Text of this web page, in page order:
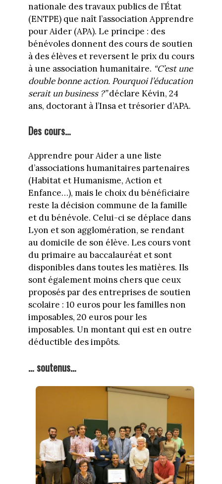
nationale des travaux publics de l’État
(ENTPE) que naît l’association Apprendre
pour Aider (APA). Le principe : des
bénévoles donnent des cours de soutien
à des élèves et reversent le prix du cours
à une association humanitaire. “C’est une
double bonne action. Pourquoi l’éducation
serait un business ?”déclare Kévin, 24
ans, doctorant à l’Insa et trésorier d’APA.
Des cours…
Apprendre pour Aider a une liste
d’associations humanitaires partenaires
(Habitat et Humanisme, Action et
Enfance…), mais le choix du bénéficiaire
reste la décision commune de la famille
et du bénévole. Celui-ci se déplace dans
Lyon et son agglomération, se rendant
au domicile de son élève. Les cours vont
du primaire au baccalauréat et sont
disponibles dans toutes les matières. Ils
sont également moins chers que ceux
proposés par des entreprises de soutien
scolaire : 10 euros pour les familles non
imposables, 20 euros pour les
imposables. Un montant qui est en outre
déductible des impôts.
… soutenus…